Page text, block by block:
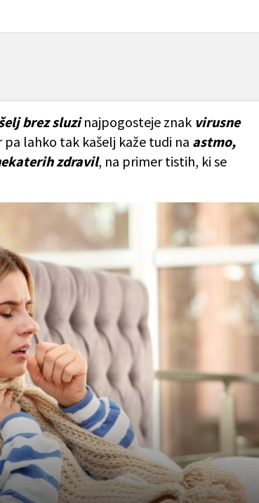
brez sluzinajpogosteje znak virusne
lahko tak kašelj kaže tudi na astmo,
zdravil, na primer tistih, ki se